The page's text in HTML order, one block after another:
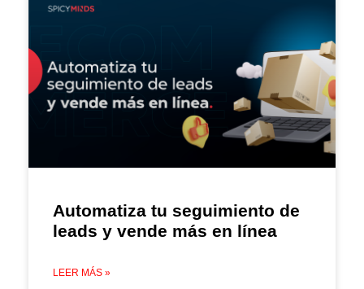
Automatiza tu seguimiento de
leads y vende más en línea
LEER MÁS »